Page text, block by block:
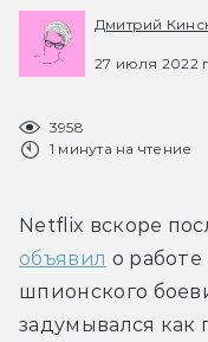
Дмитрий
27 июля 2022 г.
3958
1 минута на чтение
объявил о
шпионского
задумывался как